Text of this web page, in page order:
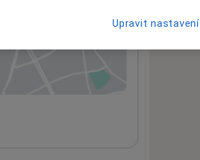
záložce
Upravit nastavení